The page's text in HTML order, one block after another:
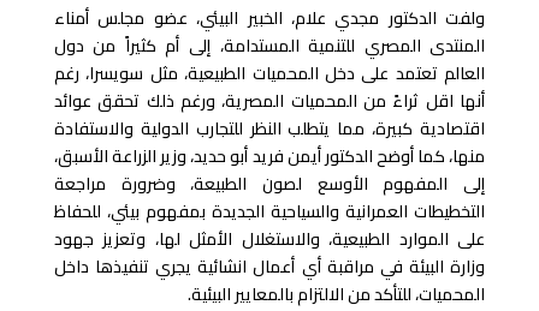
ولفت الدكتور مجدي علام، الخبير البيئي، عضو مجلس أمناء
المنتدى المصري للتنمية المستدامة، إلى أم كثيراً من دول
العالم تعتمد على دخل المحميات الطبيعية، مثل سويسرا، رغم
أنها اقل ثراءً من المحميات المصرية، ورغم ذلك تحقق عوائد
اقتصادية كبيرة، مما يتطلب النظر للتجارب الدولية والاستفادة
منها، كما أوضح الدكتور أيمن فريد أبو حديد، وزير الزراعة الأسبق،
إلى المفهوم الأوسع لصون الطبيعة، وضرورة مراجعة
التخطيطات العمرانية والسياحية الجديدة بمفهوم بيئي، للحفاظ
على الموارد الطبيعية، والاستغلال الأمثل لها، وتعزيز جهود
وزارة البيئة في مراقبة أي أعمال انشائية يجري تنفيذها داخل
المحميات، للتأكد من الالتزام بالمعايير البيئية.